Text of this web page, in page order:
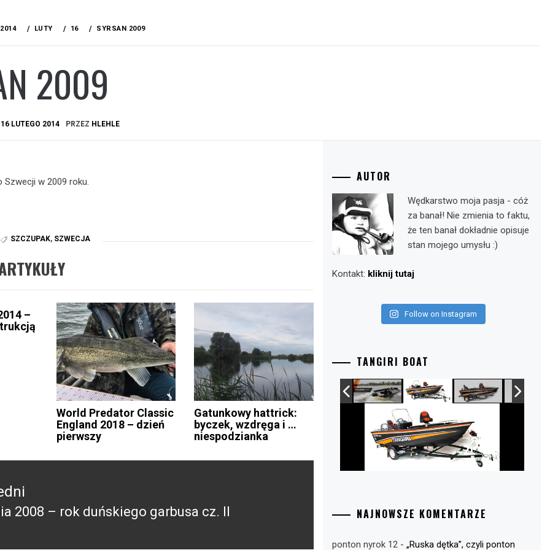
2014 LUTY 16 SYRSAN 2009
2009
16 LUTEGO 2014 PRZEZ HLEHLE
Szwecji w 2009 roku.
SZCZUPAK, SZWECJA
–
World Predator Classic
England 2018 – dzień
pierwszy
Gatunkowy hattrick:
byczek, wzdręga i …
niespodzianka
2008 – rok duńskiego garbusa cz. II
AUTOR
Wędkarstwo moja pasja - cóż
za banał! Nie zmienia to faktu,
że ten banał dokładnie opisuje
stan mojego umysłu :)
Kontakt: kliknij tutaj
Follow on Instagram
TANGIRI BOAT
NAJNOWSZE KOMENTARZE
ponton nyrok 12 -„Ruska dętka”, czyli ponton